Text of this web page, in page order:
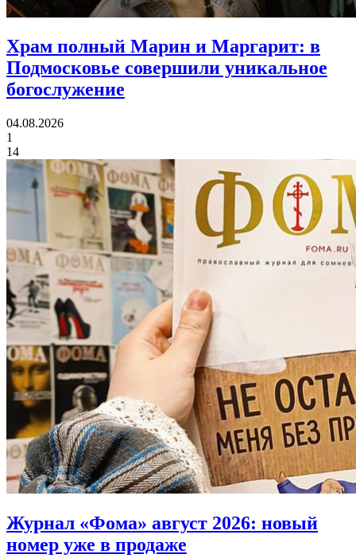
Храм полный Марин и Маргарит: в
Подмосковье совершили уникальное
богослужение
04.08.2026
1
14
Журнал «Фома» август 2026: новый
номер уже в продаже